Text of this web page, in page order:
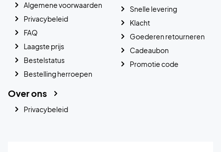
Algemene voorwaarden
Privacybeleid
FAQ
Laagste prijs
Bestelstatus
Bestelling herroepen
Snelle levering
Klacht
Goederen retourneren
Cadeaubon
Promotie code
Over ons
Privacybeleid